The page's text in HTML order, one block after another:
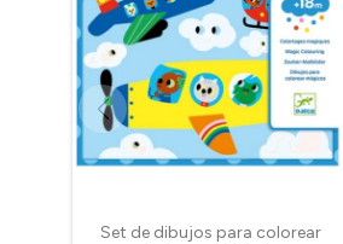
Set de dibujos para colorear